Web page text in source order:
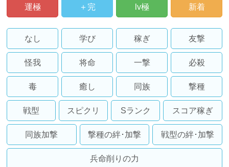
運極 ＋完 lv極 新着
なし 学び 稼ぎ 友撃
怪我 将命 一撃 必殺
毒 癒し 同族 撃種
戦型 スピクリ Sランク スコア稼ぎ
同族加撃 撃種の絆･加撃 戦型の絆･加撃
兵命削りの力